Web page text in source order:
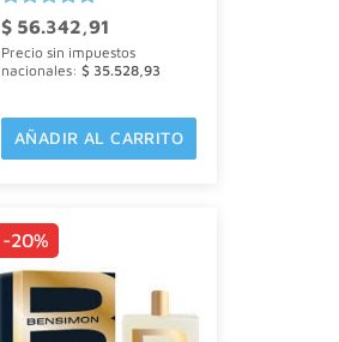
Valorado
con
0
de
$ 56.342,91
Precio sin impuestos
nacionales:$ 35.528,93
AÑADIR AL CARRITO
-20%